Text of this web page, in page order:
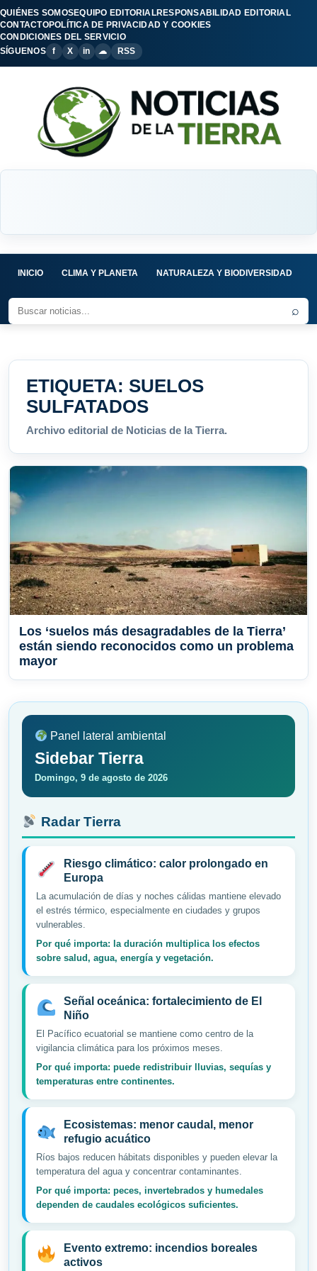
QUIÉNES SOMOSEQUIPO EDITORIALRESPONSABILIDAD EDITORIAL
CONTACTOPOLÍTICA DE PRIVACIDAD Y COOKIES
CONDICIONES DEL SERVICIO
SÍGUENOS
f X in ☁ RSS
INICIO CLIMA Y PLANETA NATURALEZA Y BIODIVERSIDAD
⌕
ETIQUETA: SUELOS
SULFATADOS
Archivo editorial de Noticias de la Tierra.
Los ‘suelos más desagradables de la Tierra’
están siendo reconocidos como un problema
mayor
Panel lateral ambiental
Sidebar Tierra
Domingo, 9 de agosto de 2026
Radar Tierra
Riesgo climático: calor prolongado en
Europa
La acumulación de días y noches cálidas mantiene elevado
el estrés térmico, especialmente en ciudades y grupos
vulnerables.
Por qué importa: la duración multiplica los efectos
sobre salud, agua, energía y vegetación.
Señal oceánica: fortalecimiento de El
Niño
El Pacífico ecuatorial se mantiene como centro de la
vigilancia climática para los próximos meses.
Por qué importa: puede redistribuir lluvias, sequías y
temperaturas entre continentes.
Ecosistemas: menor caudal, menor
refugio acuático
Ríos bajos reducen hábitats disponibles y pueden elevar la
temperatura del agua y concentrar contaminantes.
Por qué importa: peces, invertebrados y humedales
dependen de caudales ecológicos suficientes.
Evento extremo: incendios boreales
activos